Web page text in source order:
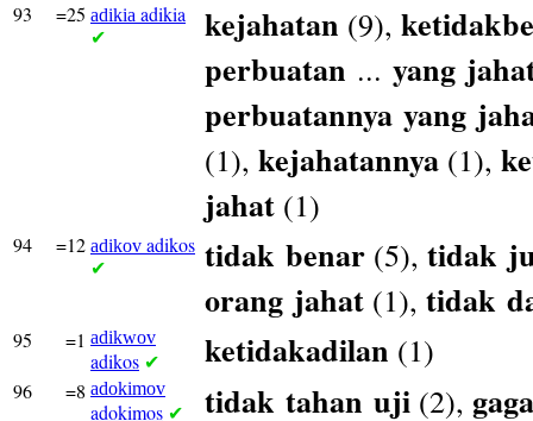
93 =25 adikia adikia
✔ kejahatan (9),
perbuatan ... yang
perbuatannya yang
(1), kejahatannya (1),
jahat (1)
94 =12 adikov adikos
✔ tidak benar (5), tidak
orang jahat (1), tidak
95 =1 adikwov
adikos ✔ ketidakadilan (1)
96 =8 adokimov
adokimos ✔ tidak tahan uji (2),